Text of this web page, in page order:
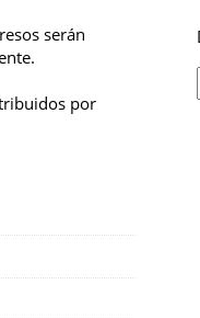
serán
por